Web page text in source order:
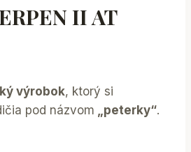
II AT
výrobok, ktorý si
pod názvom „peterky“.